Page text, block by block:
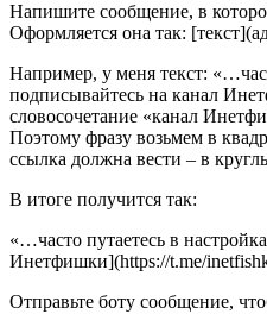
Напишите сообщение, в
Оформляется она так:
Например, у меня текст:
подписывайтесь на канал
словосочетание «канал
Поэтому фразу возьмем в
ссылка должна вести – в
В итоге получится так:
«…часто путаетесь в
Инетфишки](https://t.me/
Отправьте боту сообщение,